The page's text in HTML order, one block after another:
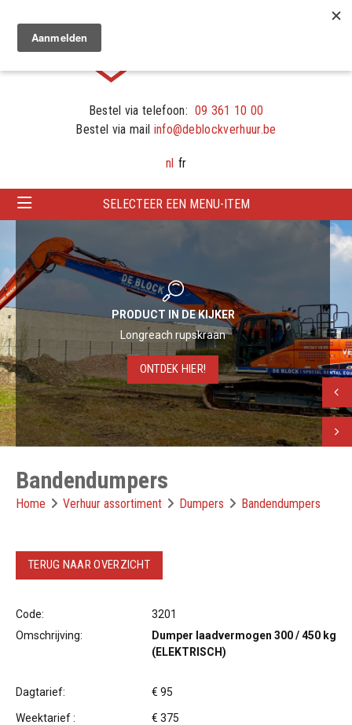
Bestel via telefoon: 09 361 10 00
Bestel via mail info@deblockverhuur.be
nl fr
SELECTEER EEN MENU-ITEM
PRODUCT IN DE KIJKER
Longreach rupskraan
ONTDEK HIER!
Bandendumpers
Home Verhuur assortiment Dumpers Bandendumpers
TERUG NAAR OVERZICHT
Code:
3201
Omschrijving:
Dumper laadvermogen 300 / 450 kg
(ELEKTRISCH)
Dagtarief: € 95
Weektarief : € 375